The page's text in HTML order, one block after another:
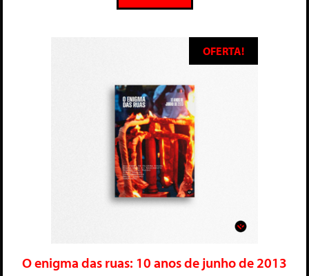
OFERTA!
O enigma das ruas: 10 anos de junho de 2013